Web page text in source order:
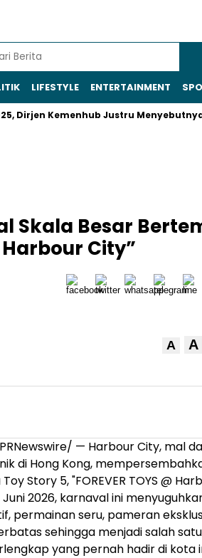
LIFESTYLE ENTERTAINMENT
Justru Menyebutnya Hoaks
Skala Besar
Harbour City”
A A
— Harbour City, mal
di Hong Kong,
Story 5, "FOREVER TOYS @
Juni 2026, karnaval ini
permainan seru, pameran
sehingga menjadi salah satu
yang pernah hadir di kota